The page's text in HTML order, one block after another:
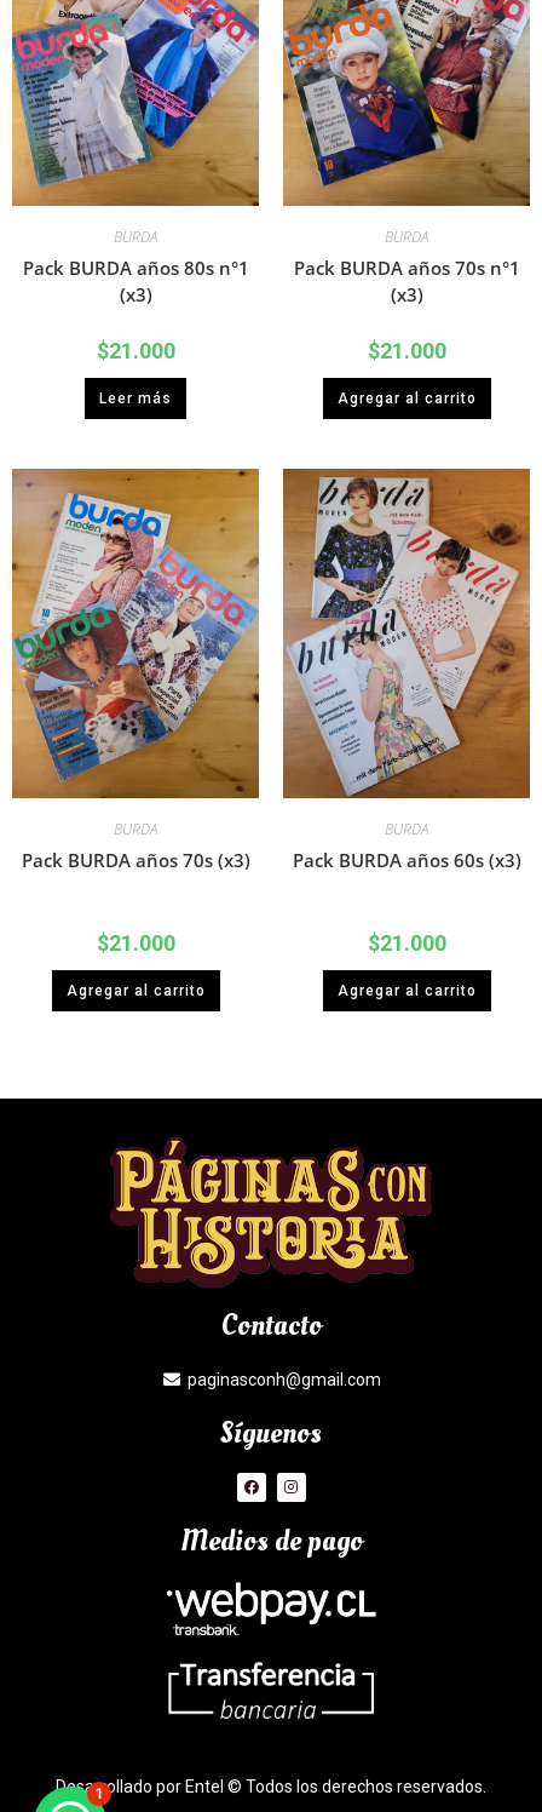
BURDA
Pack BURDA años 80s n°1
(x3)
$21.000
Leer más
BURDA
Pack BURDA años 70s n°1
(x3)
$21.000
Agregar al carrito
BURDA
Pack BURDA años 70s (x3)
$21.000
Agregar al carrito
BURDA
Pack BURDA años 60s (x3)
$21.000
Agregar al carrito
Contacto
paginasconh@gmail.com
Síguenos
Medios de pago
Desarrollado por Entel © Todos los derechos reservados.
1